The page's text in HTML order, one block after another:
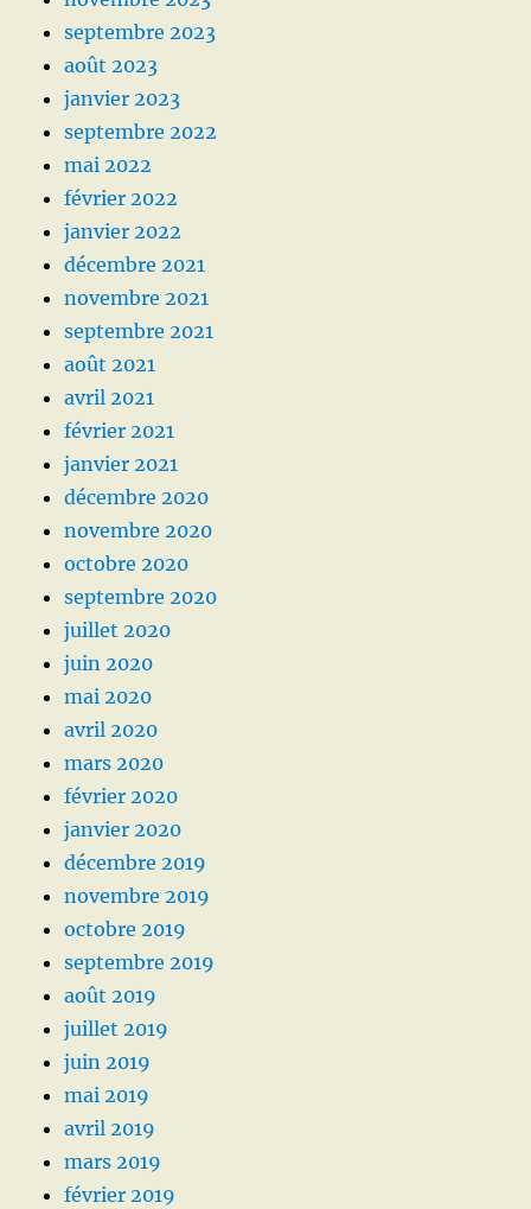
septembre 2023
août 2023
janvier 2023
septembre 2022
mai 2022
février 2022
janvier 2022
décembre 2021
novembre 2021
septembre 2021
août 2021
avril 2021
février 2021
janvier 2021
décembre 2020
novembre 2020
octobre 2020
septembre 2020
juillet 2020
juin 2020
mai 2020
avril 2020
mars 2020
février 2020
janvier 2020
décembre 2019
novembre 2019
octobre 2019
septembre 2019
août 2019
juillet 2019
juin 2019
mai 2019
avril 2019
mars 2019
février 2019